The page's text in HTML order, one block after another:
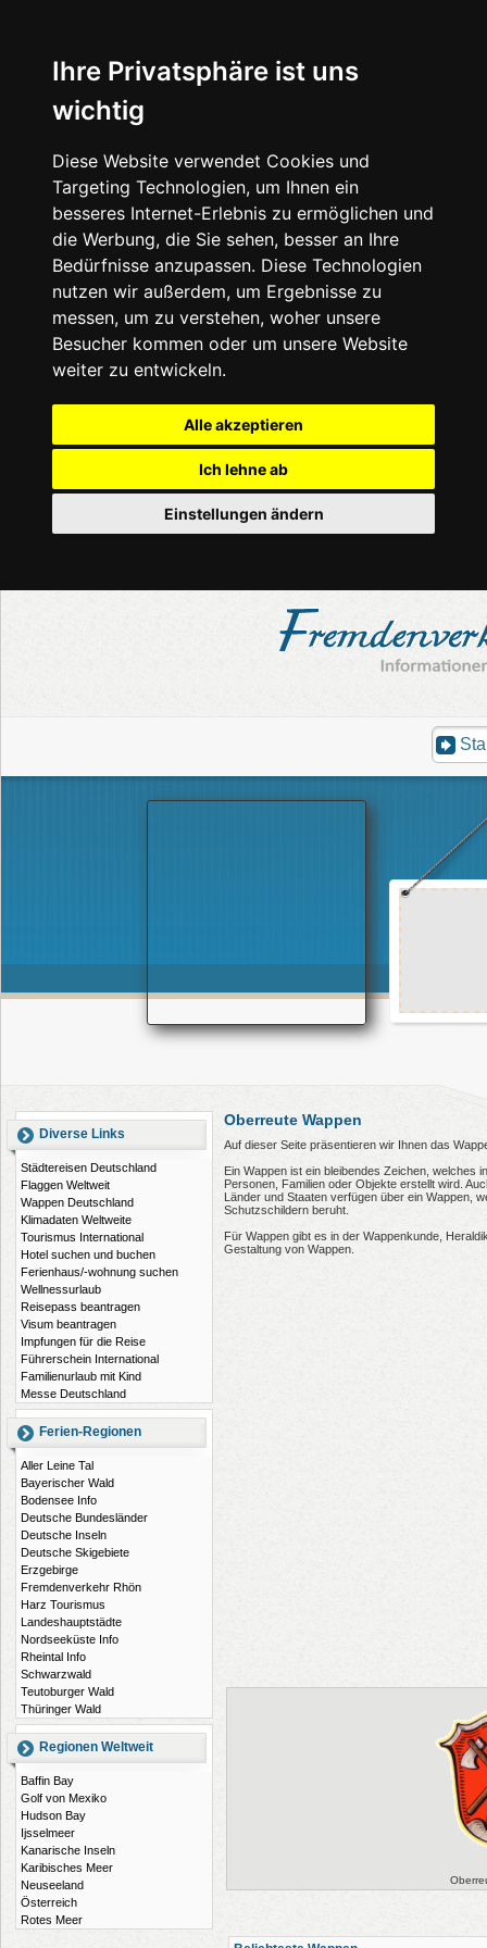
Ihre Privatsphäre ist uns
wichtig
Diese Website verwendet Cookies und
Targeting Technologien, um Ihnen ein
besseres Internet-Erlebnis zu ermöglichen und
die Werbung, die Sie sehen, besser an Ihre
Bedürfnisse anzupassen. Diese Technologien
nutzen wir außerdem, um Ergebnisse zu
messen, um zu verstehen, woher unsere
Besucher kommen oder um unsere Website
weiter zu entwickeln.
Alle akzeptieren
Ich lehne ab
Einstellungen ändern
Diverse Links
Städtereisen Deutschland
Flaggen Weltweit
Wappen Deutschland
Klimadaten Weltweite
Tourismus International
Hotel suchen und buchen
Ferienhaus/-wohnung suchen
Wellnessurlaub
Reisepass beantragen
Visum beantragen
Impfungen für die Reise
Führerschein International
Familienurlaub mit Kind
Messe Deutschland
Ferien-Regionen
Aller Leine Tal
Bayerischer Wald
Bodensee Info
Deutsche Bundesländer
Deutsche Inseln
Deutsche Skigebiete
Erzgebirge
Fremdenverkehr Rhön
Harz Tourismus
Landeshauptstädte
Nordseeküste Info
Rheintal Info
Schwarzwald
Teutoburger Wald
Thüringer Wald
Regionen Weltweit
Baffin Bay
Golf von Mexiko
Hudson Bay
Ijsselmeer
Kanarische Inseln
Karibisches Meer
Neuseeland
Österreich
Rotes Meer
Oberreute Wappen
Auf dieser Seite präsentieren wir Ihnen das
Ein Wappen ist ein bleibendes Zeichen, welches
Personen, Familien oder Objekte erstellt wird.
Länder und Staaten verfügen über ein Wappen,
Schutzschildern beruht.
Für Wappen gibt es in der Wappenkunde,
Gestaltung von Wappen.